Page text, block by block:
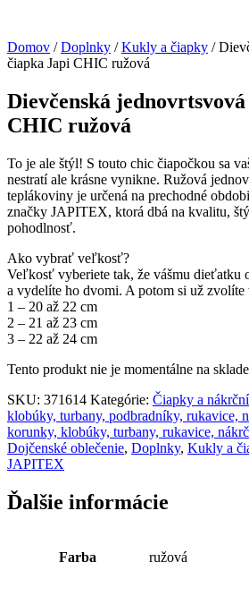
Domov /Doplnky /Kukly a čiapky /
čiapka Japi CHIC ružová
Dievčenská
CHIC ružová
To je ale štýl! S touto chic čiapočkou sa
nestratí ale krásne vynikne. Ružová
teplákoviny je určená na prechodné
značky JAPITEX, ktorá dbá na kvalitu,
pohodlnosť.
Ako vybrať veľkosť?
Veľkosť vyberiete tak, že vášmu dieťatku
a vydelíte ho dvomi. A potom si už
1 – 20 až 22 cm
2 – 21 až 23 cm
3 – 22 až 24 cm
Tento produkt nie je momentálne na
SKU: 371614 Kategórie: Čiapky a
klobúky, turbany, podbradníky, rukavice,
korunky, klobúky, turbany, rukavice,
Dojčenské oblečenie, Doplnky, Kukly a
JAPITEX
Ďalšie informácie
Farba ružová